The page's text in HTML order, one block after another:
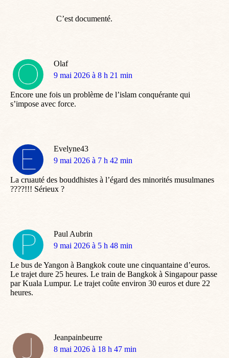
C’est documenté.
Olaf
dit
9 mai 2026 à 8 h 21 min
Encore une fois un problème de l’islam conquérante qui
s’impose avec force.
Evelyne43
dit
9 mai 2026 à 7 h 42 min
La cruauté des bouddhistes à l’égard des minorités musulmanes
????!!! Sérieux ?
Paul Aubrin
dit
9 mai 2026 à 5 h 48 min
Le bus de Yangon à Bangkok coute une cinquantaine d’euros.
Le trajet dure 25 heures. Le train de Bangkok à Singapour passe
par Kuala Lumpur. Le trajet coûte environ 30 euros et dure 22
heures.
Jeanpainbeurre
dit
8 mai 2026 à 18 h 47 min